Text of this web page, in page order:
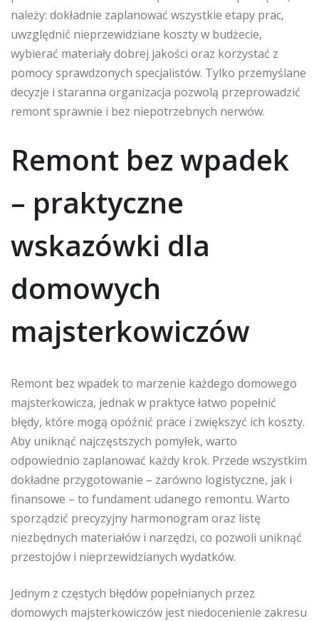
należy: dokładnie zaplanować wszystkie etapy prac,
uwzględnić nieprzewidziane koszty w budżecie,
wybierać materiały dobrej jakości oraz korzystać z
pomocy sprawdzonych specjalistów. Tylko przemyślane
decyzje i staranna organizacja pozwolą przeprowadzić
remont sprawnie i bez niepotrzebnych nerwów.
Remont bez wpadek
– praktyczne
wskazówki dla
domowych
majsterkowiczów
Remont bez wpadek to marzenie każdego domowego
majsterkowicza, jednak w praktyce łatwo popełnić
błędy, które mogą opóźnić prace i zwiększyć ich koszty.
Aby uniknąć najczęstszych pomyłek, warto
odpowiednio zaplanować każdy krok. Przede wszystkim
dokładne przygotowanie – zarówno logistyczne, jak i
finansowe – to fundament udanego remontu. Warto
sporządzić precyzyjny harmonogram oraz listę
niezbędnych materiałów i narzędzi, co pozwoli uniknąć
przestojów i nieprzewidzianych wydatków.
Jednym z częstych błędów popełnianych przez
domowych majsterkowiczów jest niedocenienie zakresu